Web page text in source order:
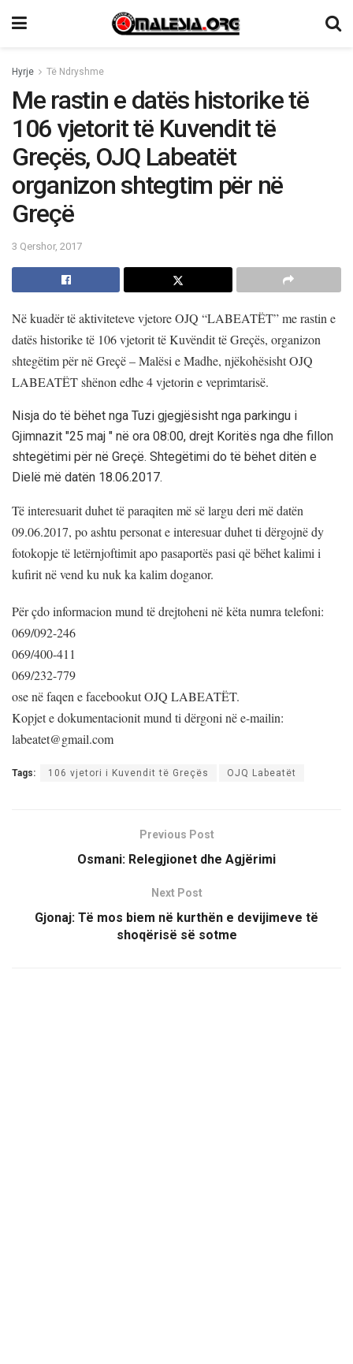
Hyrje Të Ndryshme
Me rastin e datës historike të
106 vjetorit të Kuvendit të
Greçës, OJQ Labeatët
organizon shtegtim për në
Greçë
3 Qershor, 2017
Në kuadër të aktiviteteve vjetore OJQ “LABEATËT” me rastin e
datës historike të 106 vjetorit të Kuvëndit të Greçës, organizon
shtegëtim për në Greçë –Malësi e Madhe, njëkohësisht OJQ
LABEATËT shënon edhe 4 vjetorin e veprimtarisë.
Nisja do të bëhet nga Tuzi gjegjësisht nga parkingu i
Gjimnazit ″25 maj ″ në ora 08:00, drejt Koritës nga dhe fillon
shtegëtimi për në Greçë. Shtegëtimi do të bëhet ditën e
Dielë më datën 18.06.2017.
Të interesuarit duhet të paraqiten më së largu deri më datën
09.06.2017, po ashtu personat e interesuar duhet ti dërgojnë dy
fotokopje të letërnjoftimit apo pasaportës pasi që bëhet kalimi i
kufirit në vend ku nuk ka kalim doganor.
Për çdo informacion mund të drejtoheni në këta numra telefoni:
069/092-246
069/400-411
069/232-779
ose në faqen e facebookut OJQ LABEATËT.
Kopjet e dokumentacionit mund ti dërgoni në e-mailin:
labeatet@gmail.com
Tags: 106 vjetori i Kuvendit të Greçës OJQ Labeatët
Previous Post
Osmani: Relegjionet dhe Agjërimi
Next Post
Gjonaj: Të mos biem në kurthën e devijimeve të
shoqërisë së sotme